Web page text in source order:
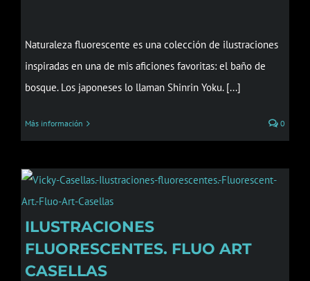
Naturaleza fluorescente es una colección de ilustraciones
inspiradas en una de mis aficiones favoritas: el baño de
bosque. Los japoneses lo llaman Shinrin Yoku. [...]
Más información 0
ILUSTRACIONES
FLUORESCENTES. FLUO ART
CASELLAS